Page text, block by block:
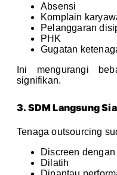
Absensi
Komplain
Pelanggaran
PHK
Gugatan
Ini mengurangi
signifikan.
3. SDM Langsung
Tenaga outsourcing
Discreen dengan
Dilatih